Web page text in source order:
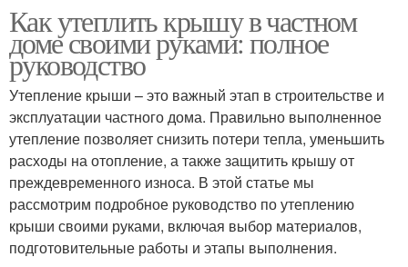
Как утеплить крышу в частном
доме своими руками: полное
руководство
Утепление крыши – это важный этап в строительстве и
эксплуатации частного дома. Правильно выполненное
утепление позволяет снизить потери тепла, уменьшить
расходы на отопление, а также защитить крышу от
преждевременного износа. В этой статье мы
рассмотрим подробное руководство по утеплению
крыши своими руками, включая выбор материалов,
подготовительные работы и этапы выполнения.